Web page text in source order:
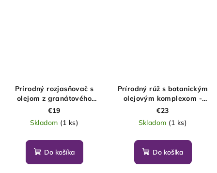
Prírodný rozjasňovač s
olejom z granátového
jablka Effrons
€19
Skladom (1 ks)
Do košíka
Prírodný rúž s botanickým
olejovým komplexom -
Viera
€23
Skladom (1 ks)
Do košíka